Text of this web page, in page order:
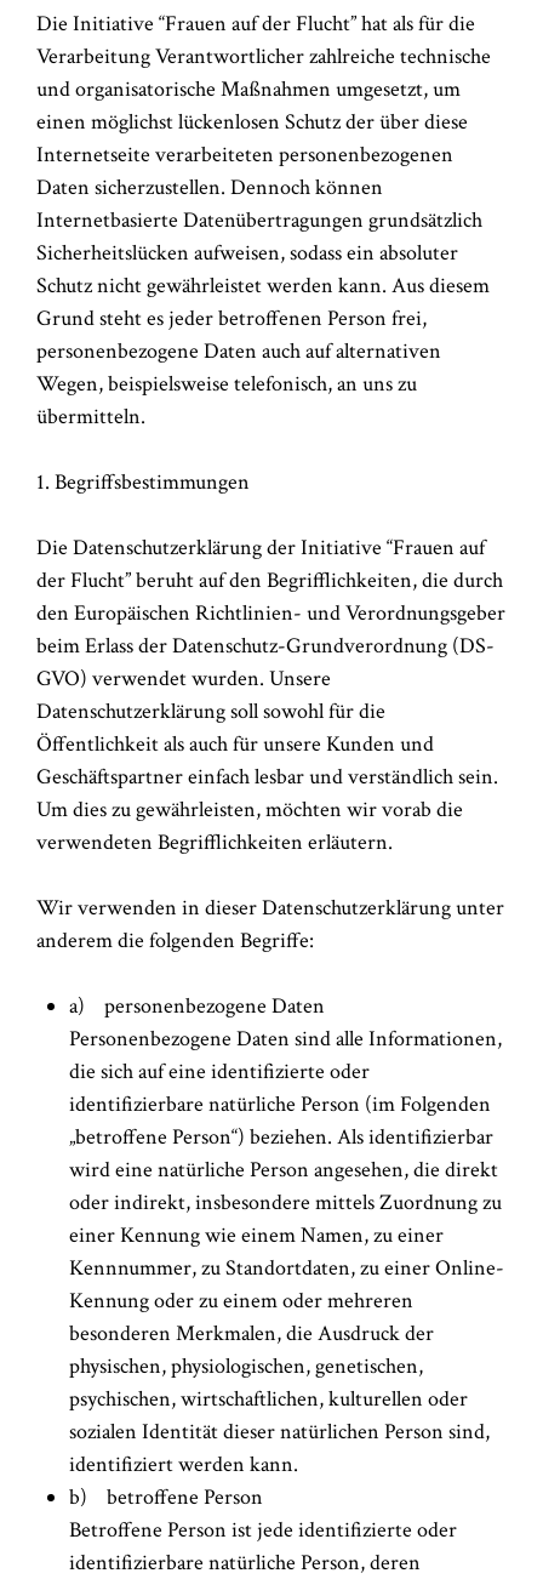
Die Initiative “Frauen auf der Flucht” hat als für die
Verarbeitung Verantwortlicher zahlreiche technische
und organisatorische Maßnahmen umgesetzt, um
einen möglichst lückenlosen Schutz der über diese
Internetseite verarbeiteten personenbezogenen
Daten sicherzustellen. Dennoch können
Internetbasierte Datenübertragungen grundsätzlich
Sicherheitslücken aufweisen, sodass ein absoluter
Schutz nicht gewährleistet werden kann. Aus diesem
Grund steht es jeder betroffenen Person frei,
personenbezogene Daten auch auf alternativen
Wegen, beispielsweise telefonisch, an uns zu
übermitteln.
1. Begriffsbestimmungen
Die Datenschutzerklärung der Initiative “Frauen auf
der Flucht” beruht auf den Begrifflichkeiten, die durch
den Europäischen Richtlinien- und Verordnungsgeber
beim Erlass der Datenschutz-Grundverordnung (DS-
GVO) verwendet wurden. Unsere
Datenschutzerklärung soll sowohl für die
Öffentlichkeit als auch für unsere Kunden und
Geschäftspartner einfach lesbar und verständlich sein.
Um dies zu gewährleisten, möchten wir vorab die
verwendeten Begrifflichkeiten erläutern.
Wir verwenden in dieser Datenschutzerklärung unter
anderem die folgenden Begriffe:
a) personenbezogene Daten
Personenbezogene Daten sind alle Informationen,
die sich auf eine identifizierte oder
identifizierbare natürliche Person (im Folgenden
„betroffene Person“) beziehen. Als identifizierbar
wird eine natürliche Person angesehen, die direkt
oder indirekt, insbesondere mittels Zuordnung zu
einer Kennung wie einem Namen, zu einer
Kennnummer, zu Standortdaten, zu einer Online-
Kennung oder zu einem oder mehreren
besonderen Merkmalen, die Ausdruck der
physischen, physiologischen, genetischen,
psychischen, wirtschaftlichen, kulturellen oder
sozialen Identität dieser natürlichen Person sind,
identifiziert werden kann.
b) betroffene Person
Betroffene Person ist jede identifizierte oder
identifizierbare natürliche Person, deren